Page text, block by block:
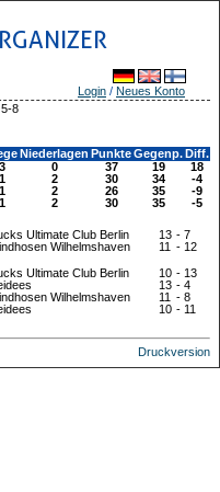
Login / Neues Konto
8
Niederlagen PunkteGegenp. Diff.
3 0 37 19
18
1 2 30 34
-4
1 2 26 35
-9
1 2 30 35
-5
Ultimate Club Berlin 13 - 7
Wilhelmshaven 11 - 12
Ultimate Club Berlin 10 - 13
13 - 4
Wilhelmshaven 11 - 8
10 - 11
Druckversion